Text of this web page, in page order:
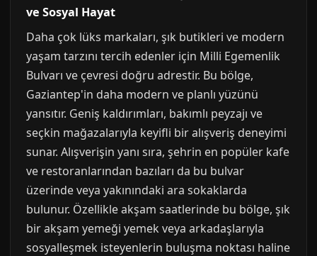
ve Sosyal Hayat
Daha çok lüks markaları, şık butikleri ve modern
yaşam tarzını tercih edenler için Milli Egemenlik
Bulvarı ve çevresi doğru adrestir. Bu bölge,
Gaziantep'in daha modern ve planlı yüzünü
yansıtır. Geniş kaldırımları, bakımlı peyzajı ve
seçkin mağazalarıyla keyifli bir alışveriş deneyimi
sunar. Alışverişin yanı sıra, şehrin en popüler kafe
ve restoranlarından bazıları da bu bulvar
üzerinde veya yakınındaki ara sokaklarda
bulunur. Özellikle akşam saatlerinde bu bölge, şık
bir akşam yemeği yemek veya arkadaşlarıyla
sosyalleşmek isteyenlerin buluşma noktası haline